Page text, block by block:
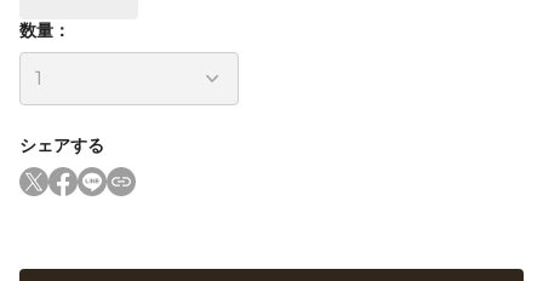
数量：
シェアする